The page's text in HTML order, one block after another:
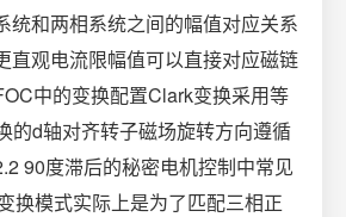
统和两相系统之间的幅值对应关系
直观电流限幅值可以直接对应磁链
中的变换配置Clark变换采用等
的d轴对齐转子磁场旋转方向遵循
90度滞后的秘密电机控制中常见
换模式实际上是为了匹配三相正